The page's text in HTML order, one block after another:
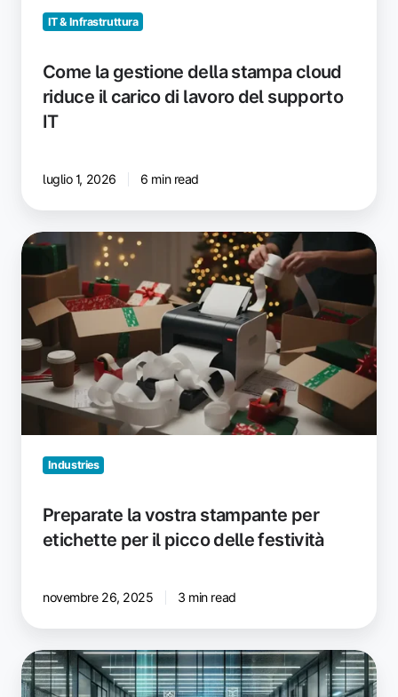
carico
lavoro
supporto
IT & Infrastruttura
Come la gestione della stampa cloud
riduce il carico di lavoro del supporto
IT
luglio 1, 2026 6 min read
Preparate
stampante
per
etichette
per
il
picco
delle
festività
Industries
Preparate la vostra stampante per
etichette per il picco delle festività
novembre 26, 2025 3 min read
Ottimizzate
la